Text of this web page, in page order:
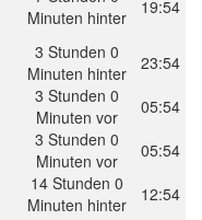
Minuten hinter
19:54
3 Stunden 0
Minuten hinter
23:54
3 Stunden 0
Minuten vor
05:54
3 Stunden 0
Minuten vor
05:54
14 Stunden 0
Minuten hinter
12:54